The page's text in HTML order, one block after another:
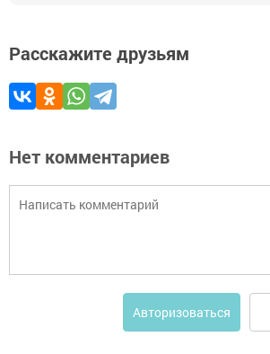
Расскажите друзьям
Нет комментариев
Авторизоваться